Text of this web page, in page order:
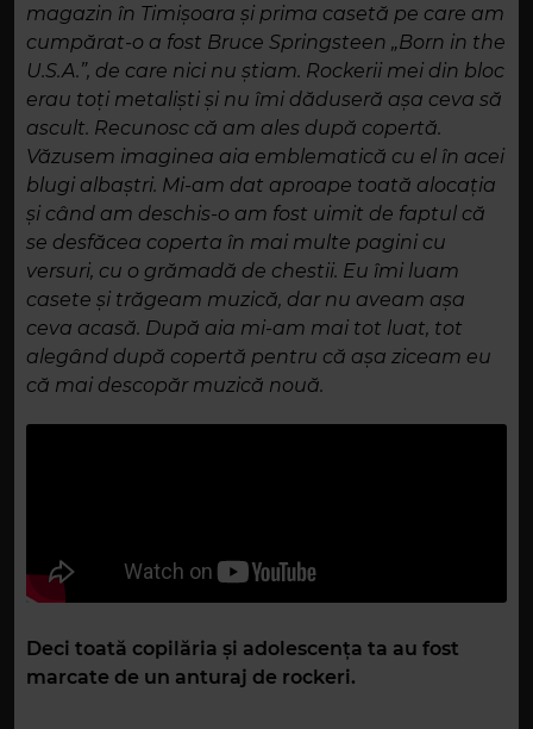
magazin în Timișoara și prima casetă pe care am
cumpărat-o a fost Bruce Springsteen „Born in the
U.S.A.”, de care nici nu știam. Rockerii mei din bloc
erau toți metaliști și nu îmi dăduseră așa ceva să
ascult. Recunosc că am ales după copertă.
Văzusem imaginea aia emblematică cu el în acei
blugi albaștri. Mi-am dat aproape toată alocația
și când am deschis-o am fost uimit de faptul că
se desfăcea coperta în mai multe pagini cu
versuri, cu o grămadă de chestii. Eu îmi luam
casete și trăgeam muzică, dar nu aveam așa
ceva acasă. După aia mi-am mai tot luat, tot
alegând după copertă pentru că așa ziceam eu
că mai descopăr muzică nouă.
Deci toată copilăria și adolescența ta au fost
marcate de un anturaj de rockeri.